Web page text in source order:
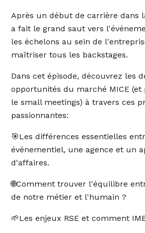
Après un début de carrière dans
a fait le grand saut vers
les échelons au sein de
maîtriser tous les backstages.
Dans cet épisode, découvrez les
opportunités du marché MICE
le small meetings) à travers ces
passionnantes:
🎯Les différences essentielles
événementiel, une agence et un
d'affaires.
🌐Comment trouver l'équilibre
de notre métier et l'humain ?
🌱Les enjeux RSE et comment